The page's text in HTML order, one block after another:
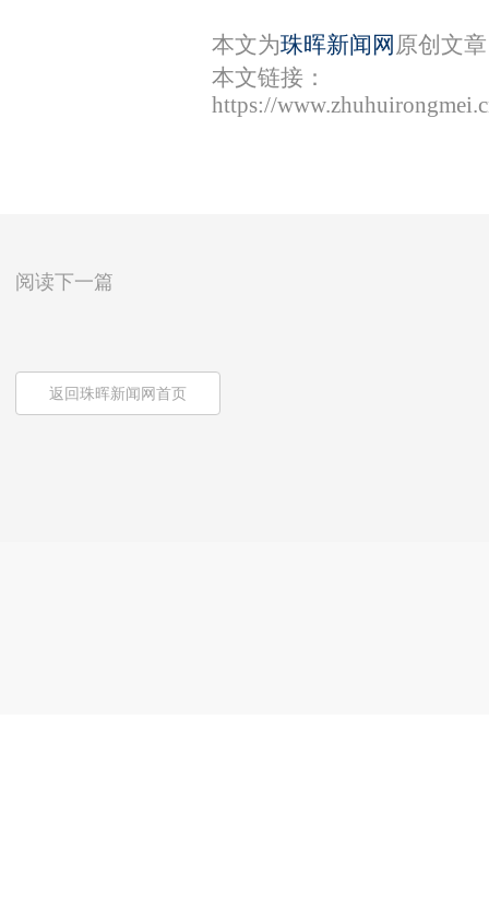
本文为珠晖新闻网 原创文
本文链接：
https://
阅读下一篇
返回珠晖新闻网首页